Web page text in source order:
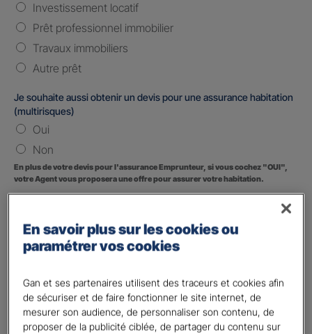
Investissement locatif
Prêt professionnel immobilier
Travaux immobiliers
Autre prêt
Je souhaite aussi obtenir un devis pour une assurance habitation
(multirisques)
Oui
Non
En plus de votre devis pour l'assurance Emprunteur, si vous cochez "OUI",
votre Agent vous proposera une offre pour assurer votre habitation.
Etes-vous déjà client Gan assurances ?
Non
Madame
En savoir plus sur les cookies ou
paramétrer vos cookies
Gan et ses partenaires utilisent des traceurs et cookies afin
de sécuriser et de faire fonctionner le site internet, de
mesurer son audience, de personnaliser son contenu, de
proposer de la publicité ciblée, de partager du contenu sur